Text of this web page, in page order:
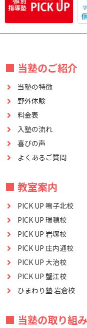
■ 当塾のご紹介
当塾の特徴
野外体験
料金表
入塾の流れ
喜びの声
よくあるご質問
■ 教室案内
PICK UP 鳴子北校
PICK UP 瑞穂校
PICK UP 岩塚校
PICK UP 庄内通校
PICK UP 大治校
PICK UP 蟹江校
ひまわり塾 岩倉校
■ 当塾の取り組み